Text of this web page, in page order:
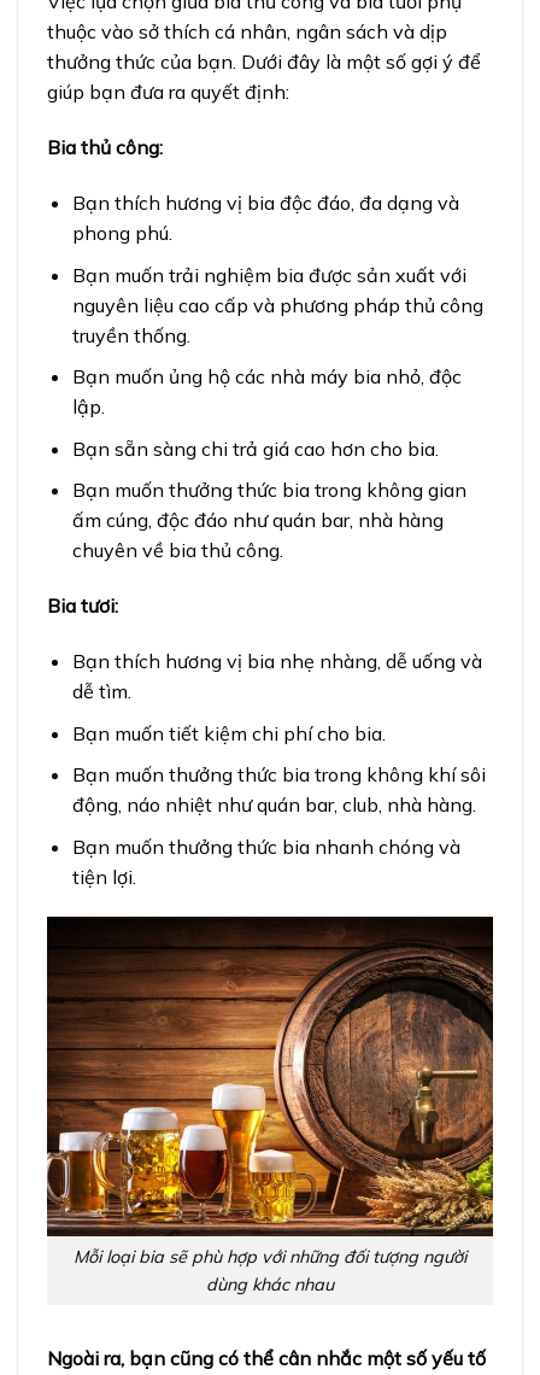
thuộc vào sở thích cá nhân, ngân sách và dịp
thưởng thức của bạn. Dưới đây là một số gợi ý để
giúp bạn đưa ra quyết định:
Bia thủ công:
Bạn thích hương vị bia độc đáo, đa dạng và
phong phú.
Bạn muốn trải nghiệm bia được sản xuất với
nguyên liệu cao cấp và phương pháp thủ công
truyền thống.
Bạn muốn ủng hộ các nhà máy bia nhỏ, độc
lập.
Bạn sẵn sàng chi trả giá cao hơn cho bia.
Bạn muốn thưởng thức bia trong không gian
ấm cúng, độc đáo như quán bar, nhà hàng
chuyên về bia thủ công.
Bia tươi:
Bạn thích hương vị bia nhẹ nhàng, dễ uống và
dễ tìm.
Bạn muốn tiết kiệm chi phí cho bia.
Bạn muốn thưởng thức bia trong không khí sôi
động, náo nhiệt như quán bar, club, nhà hàng.
Bạn muốn thưởng thức bia nhanh chóng và
tiện lợi.
Mỗi loại bia sẽ phù hợp với những đối tượng người
dùng khác nhau
Ngoài ra, bạn cũng có thể cân nhắc một số yếu tố